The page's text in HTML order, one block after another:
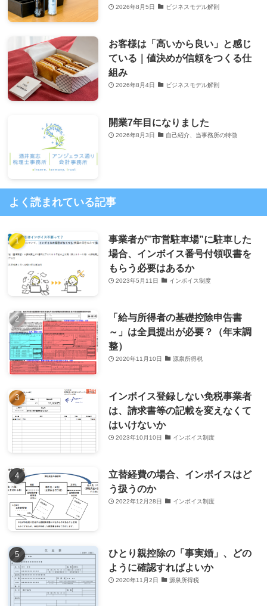
2026年8月5日 ビジネスモデル解剖
お客様は「高いから良い」と感じ
ている｜値決めが信頼をつくる仕
組み
2026年8月4日 ビジネスモデル解剖
開業7年目になりました
2026年8月3日 自己紹介、当事務所の特徴
よく読まれている記事
事業者が”市営駐車場”に駐車した
場合、インボイス番号付領収書を
もらう必要はあるか
2023年5月11日 インボイス制度
「給与所得者の基礎控除申告書
～」は全員提出が必要？（年末調
整）
2020年11月10日 源泉所得税
インボイス登録しない免税事業者
は、請求書等の記載を変えなくて
はいけないか
2023年10月10日 インボイス制度
立替経費の場合、インボイスはど
う扱うのか
2022年12月28日 インボイス制度
ひとり親控除の「事実婚」、どの
ように確認すればよいか
2020年11月2日 源泉所得税